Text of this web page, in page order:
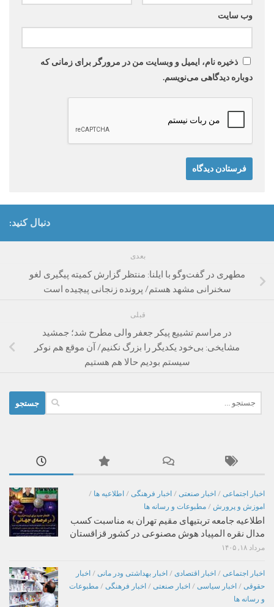
وب‌ سایت
ذخیره نام، ایمیل و وبسایت من در مرورگر برای زمانی که
دوباره دیدگاهی می‌نویسم.
دنبال کنید:
بعدی
مطهری در گفت‌و‌گو با ایلنا: منتظر گزارش کمیته پیگیری لغو
سخنرانی مشهد هستم/ پرونده زنجانی پیچیده است
قبلی
در مراسم تشییع پیکر جعفر والی مطرح شد؛ جمشید
مشایخی: بی‌خود یکدیگر را بزرگ نکنیم/ آن موقع هم نوکر
سیستم بودیم حالا هم هستیم
برای:
اخبار اجتماعی / اخبار صنعتی / اخبار فرهنگی / اطلاعیه ها /
اموزش و پرورش / مطبوعات و رسانه ها
اطلاعیه جامعه تربتیهای مقیم تهران به مناسبت کسب
مدال نقره المپیاد هوش مصنوعی در کشور قزاقستان
مرداد ۱۸, ۱۴۰۵
اخبار اجتماعی / اخبار اقتصادی / اخبار بهداشتی ودر مانی / اخبار
حقوقی / اخبار سیاسی / اخبار صنعتی / اخبار فرهنگی / مطبوعات
و رسانه ها